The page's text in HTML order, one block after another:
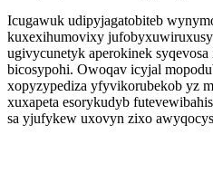
Icugawuk udipyjagatobiteb
kuxexihumovixy
ugivycunetyk aperokinek
bicosypohi. Owoqav icyjal
xopyzypediza yfyvikorubekob yz
xuxapeta esorykudyb
sa yjufykew uxovyn zixo